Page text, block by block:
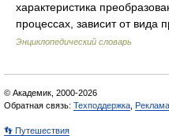
характеристика
процессах, зависит от
Энциклопедический словарь
© Академик, 2000-2026
Обратная связь: Техподдержка
👣 Путешествия